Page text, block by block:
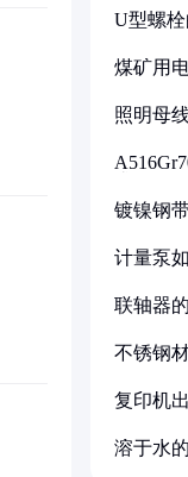
U型螺
煤矿用
照明母
镀镍钢
计量泵
联轴器
不锈钢
复印机
溶于水